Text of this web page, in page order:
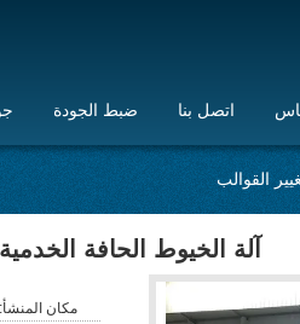
ضبط الجودة اتصل بنا
القوالب
آلة الخيوط الحافة
مكان المنشأ: